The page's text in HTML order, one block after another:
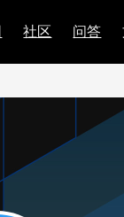
社区 问答